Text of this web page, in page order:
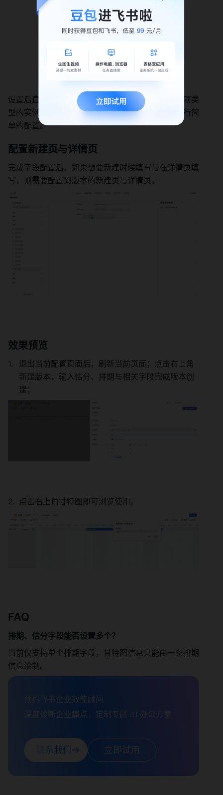
设置后直接保存，保存后，将同步更新使用该工作项类
型的实例数据。但是想要在用户侧使用，还需要进行简
单的配置。
配置新建页与详情页
完成字段配置后，如果想要新建时候填写与在详情页填
写，则需要配置到版本的新建页与详情页。
效果预览
退出当前配置页面后，刷新当前页面；点击右上角
新建版本，输入估分、排期与相关字段完成版本创
建；
点击右上角甘特图即可浏览使用。
FAQ
排期、估分字段能否设置多个？
当前仅支持单个排期字段，甘特图信息只能由一条排期
信息绘制。
预约飞书企业效能顾问
深度诊断企业痛点，定制专属 AI 办公方案
联系我们 立即试用